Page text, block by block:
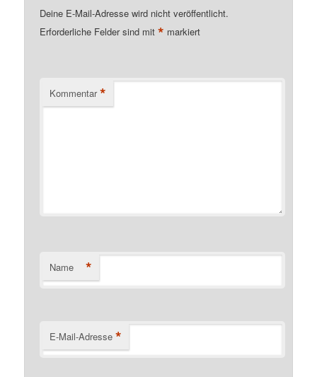
Deine E-Mail-Adresse wird nicht veröffentlicht.
Erforderliche Felder sind mit* markiert
Kommentar *
Name *
E-Mail-Adresse *